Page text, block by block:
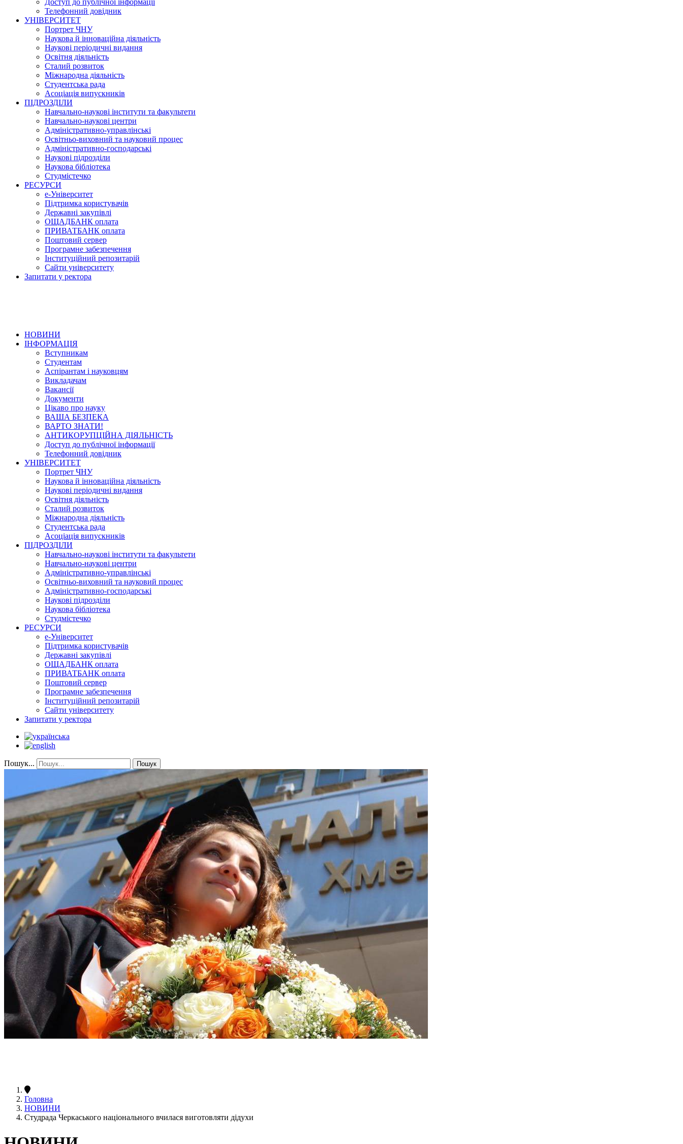
Доступ до публічної інформації
Телефонний довідник
УНІВЕРСИТЕТ
Портрет ЧНУ
Наукова й інноваційна діяльність
Наукові періодичні видання
Освітня діяльність
Сталий розвиток
Міжнародна діяльність
Студентська рада
Асоціація випускників
ПІДРОЗДІЛИ
Навчально-наукові інститути та факультети
Навчально-наукові центри
Адміністративно-управлінські
Освітньо-виховний та науковий процес
Адміністративно-господарські
Наукові підрозділи
Наукова бібліотека
Студмістечко
РЕСУРСИ
е-Університет
Підтримка користувачів
Державні закупівлі
ОЩАДБАНК оплата
ПРИВАТБАНК оплата
Поштовий сервер
Програмне забезпечення
Інституційний репозитарій
Сайти університету
Запитати у ректора
НОВИНИ
ІНФОРМАЦІЯ
Вступникам
Студентам
Аспірантам і науковцям
Викладачам
Вакансії
Документи
Цікаво про науку
ВАША БЕЗПЕКА
ВАРТО ЗНАТИ!
АНТИКОРУПЦІЙНА ДІЯЛЬНІСТЬ
Доступ до публічної інформації
Телефонний довідник
УНІВЕРСИТЕТ
Портрет ЧНУ
Наукова й інноваційна діяльність
Наукові періодичні видання
Освітня діяльність
Сталий розвиток
Міжнародна діяльність
Студентська рада
Асоціація випускників
ПІДРОЗДІЛИ
Навчально-наукові інститути та факультети
Навчально-наукові центри
Адміністративно-управлінські
Освітньо-виховний та науковий процес
Адміністративно-господарські
Наукові підрозділи
Наукова бібліотека
Студмістечко
РЕСУРСИ
е-Університет
Підтримка користувачів
Державні закупівлі
ОЩАДБАНК оплата
ПРИВАТБАНК оплата
Поштовий сервер
Програмне забезпечення
Інституційний репозитарій
Сайти університету
Запитати у ректора
Пошук... Пошук
Головна
НОВИНИ
Студрада Черкаського національного вчилася виготовляти дідухи